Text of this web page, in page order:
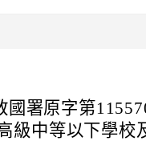
署原字第
級中等以下學校